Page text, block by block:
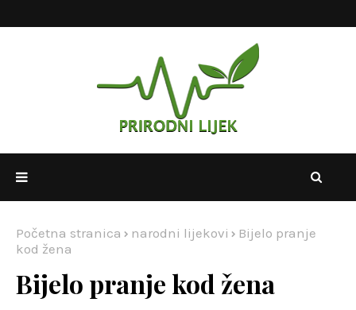
Početna stranica narodni lijekovi
Bijelo pranje
kod žena
Bijelo pranje kod žena